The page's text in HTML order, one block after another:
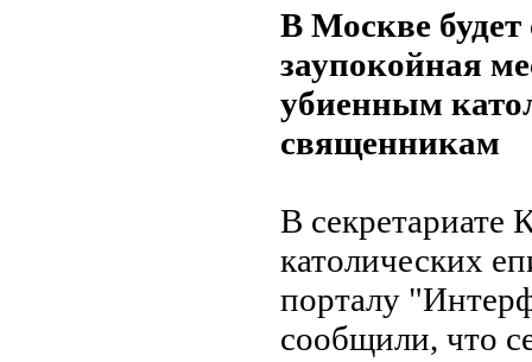
В Москве будет
заупокойная
убиенным
священникам
В секретариате
католических
порталу
сообщили, что